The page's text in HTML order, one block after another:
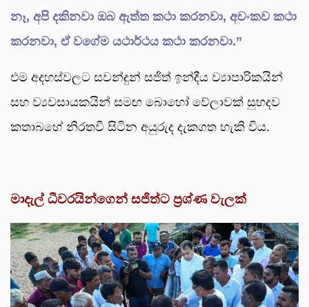
නෑ, අපි දකිනවා ඔබ ඇත්ත කථා කරනවා, අවංකව කථා
කරනවා, ඒ වගේම යථාර්ථය කථා කරනවා.”
එම අදහස්වලට සවන්දුන් සජිත් ඉන්දීය ව්‍යාපාරිකයින්
සහ ව්‍යවසායකයින් සමඟ බොහෝ වේලාවක් සුහදව
කතාබහේ නිරතවී සිටින අයුරුද දැකගත හැකි විය.
මාදැල් ධීවරයින්ගෙන් සජිත්ට ප්‍රශ්ණ වැලක්